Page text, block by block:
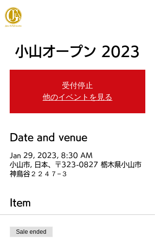
小山オープン 2023
受付停止
他のイベントを見る
Date and venue
Jan 29, 2023, 8:30 AM
小山市, 日本、〒323-0827 栃木県小山市
神鳥谷２２４７−３
Item
Sale ended